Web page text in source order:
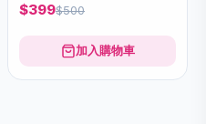
$399$500
加入購物車